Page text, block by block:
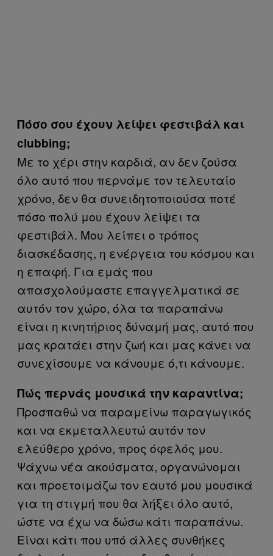
Πόσο σου έχουν λείψει φεστιβάλ και
clubbing;
Με το χέρι στην καρδιά, αν δεν ζούσα
όλο αυτό που περνάμε τον τελευταίο
χρόνο, δεν θα συνειδητοποιούσα ποτέ
πόσο πολύ μου έχουν λείψει τα
φεστιβάλ. Μου λείπει ο τρόπος
διασκέδασης, η ενέργεια του κόσμου και
η επαφή. Για εμάς που
απασχολούμαστε επαγγελματικά σε
αυτόν τον χώρο, όλα τα παραπάνω
είναι η κινητήριος δύναμή μας, αυτό που
μας κρατάει στην ζωή και μας κάνει να
συνεχίσουμε να κάνουμε ό,τι κάνουμε.
Πώς περνάς μουσικά την καραντίνα;
Προσπαθώ να παραμείνω παραγωγικός
και να εκμεταλλευτώ αυτόν τον
ελεύθερο χρόνο, προς όφελός μου.
Ψάχνω νέα ακούσματα, οργανώνομαι
και προετοιμάζω τον εαυτό μου μουσικά
για τη στιγμή που θα λήξει όλο αυτό,
ώστε να έχω να δώσω κάτι παραπάνω.
Είναι κάτι που υπό άλλες συνθήκες